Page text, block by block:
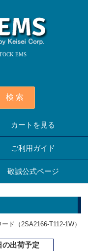
EMS
検 索
カートを見る
ご利用ガイド
敬誠公式ページ
（2SA2166-T112-1W）
の出荷予定